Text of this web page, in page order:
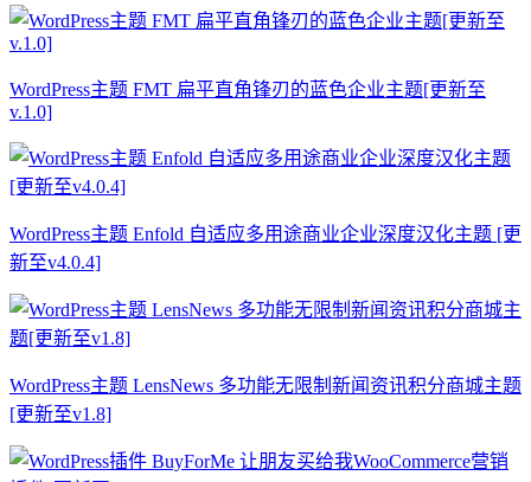
WordPress主题 FMT 扁平直角锋刃的蓝色企业主题[更新至
v.1.0]
WordPress主题 Enfold 自适应多用途商业企业深度汉化主题 [更
新至v4.0.4]
WordPress主题 LensNews 多功能无限制新闻资讯积分商城主题
[更新至v1.8]